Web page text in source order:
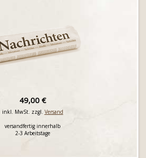
49,00 €
inkl. MwSt. zzgl. Versand
versandfertig innerhalb
2-3 Arbeitstage